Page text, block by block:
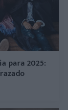
para 2025: